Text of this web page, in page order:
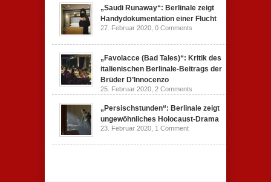
„Saudi Runaway“: Berlinale zeigt
Handydokumentation einer Flucht
27. Februar 2020, 0 Comments
„Favolacce (Bad Tales)“: Kritik des
italienischen Berlinale-Beitrags der
Brüder D’Innocenzo
25. Februar 2020, 2 Comments
„Persischstunden“: Berlinale zeigt
ungewöhnliches Holocaust-Drama
23. Februar 2020, 1 Comment